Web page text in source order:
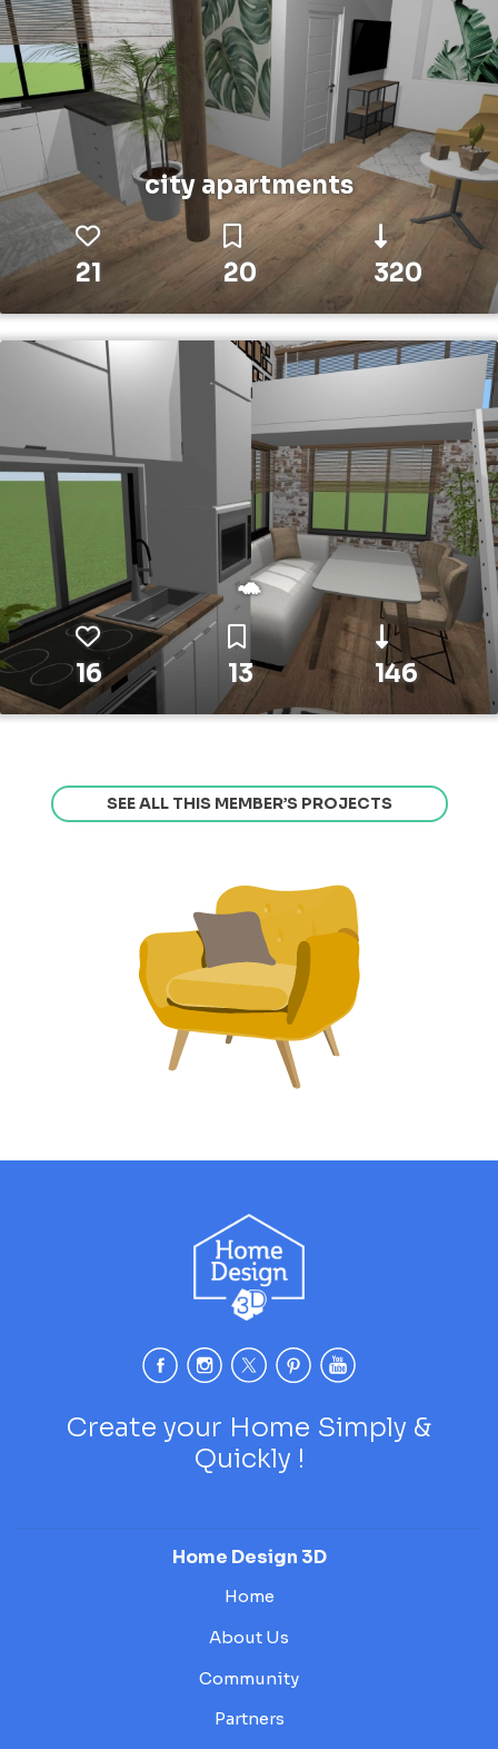
city apartments
21 20 320
🐢
16 13 146
SEE ALL THIS MEMBER’S PROJECTS
Create your Home Simply &
Quickly !
Home Design 3D
Home
About Us
Community
Partners